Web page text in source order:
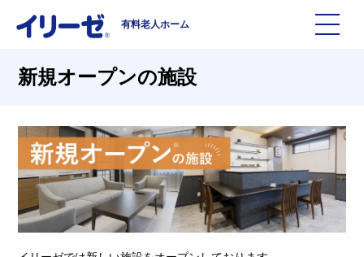
有料老人ホーム
施設を探す
イリーゼについて
イリーゼについて
有料老人ホームイリーゼとは
入居までの流れ
よくある質問
新規オープンの施設